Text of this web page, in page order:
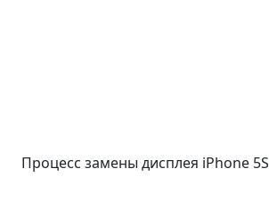
Процесс замены дисплея iPhone 5S